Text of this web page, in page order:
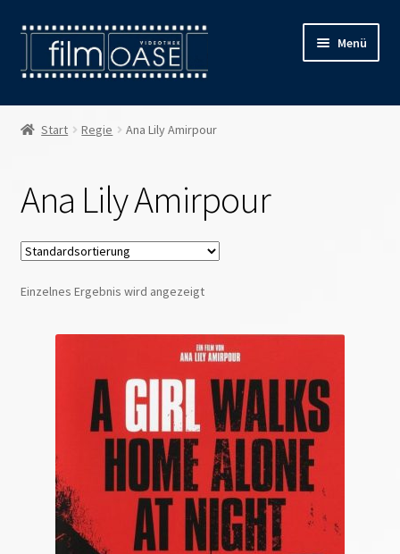
Zur
Navigation
springen
Zum
Inhalt
springen
Menü
Willkommen
Öffnungszeiten
Preise
Kontakt
Start Regie Ana Lily Amirpour
Ana Lily Amirpour
Einzelnes Ergebnis wird angezeigt